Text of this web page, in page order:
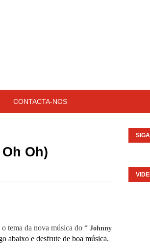
CONTACTA-NOS
Oh)
o tema da nova música do “ Johnny
abaixo e desfrute de boa música.